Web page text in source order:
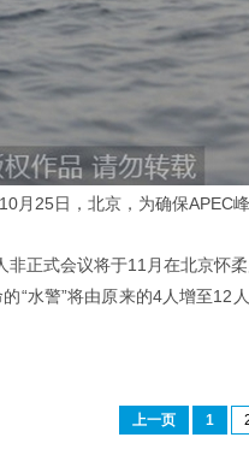
月25日，北京，为确保APEC
正式会议将于11月在北京怀
“水警”将由原来的4人增至
上一页 1